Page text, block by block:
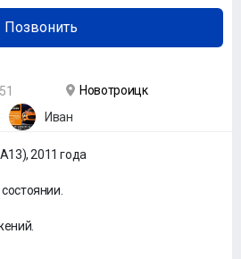
Позвонить
Новотроицк
Иван
2011 года